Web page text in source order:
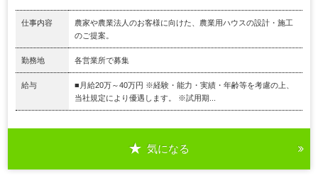
仕事内容
農家や農業法人のお客様に向けた、農業用ハウスの設計・施工
のご提案。
勤務地 各営業所で募集
給与
■月給20万～40万円 ※経験・能力・実績・年齢等を考慮の上、
当社規定により優遇します。 ※試用期...
気になる